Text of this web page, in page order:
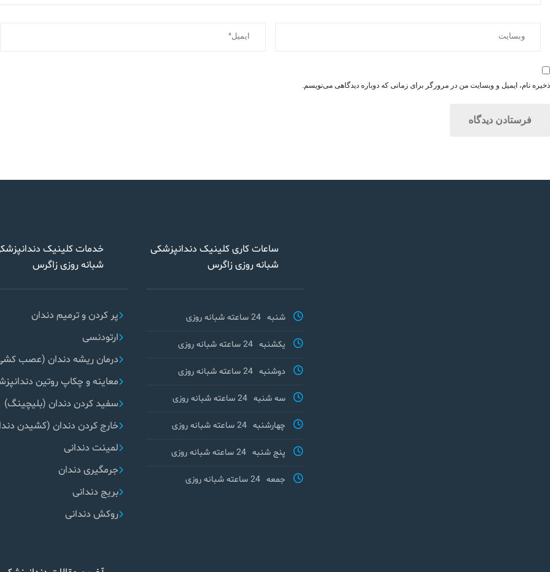
ذخیره نام، ایمیل و وبسایت من در مرورگر برای زمانی که دوباره دیدگاهی می‌نویسم.
خدمات کلینیک
شبانه روزی زاگرس
پر کردن و ترمیم دندان
ارتودنسی
درمان ریشه دندان (عصب
معاینه و چکاپ روتین
سفید کردن دندان (بلیچینگ)
خارج کردن دندان (کشیدن
لمینت دندانی
جرمگیری دندان
بریج دندانی
روکش دندانی
ساعات کاری کلینیک دندانپزشکی
شبانه روزی زاگرس
شنبه 24 ساعته شبانه روزی
یکشنبه 24 ساعته شبانه روزی
دوشنبه 24 ساعته شبانه روزی
سه شنبه 24 ساعته شبانه روزی
چهارشنبه 24 ساعته شبانه روزی
پنج شنبه 24 ساعته شبانه روزی
جمعه 24 ساعته شبانه روزی